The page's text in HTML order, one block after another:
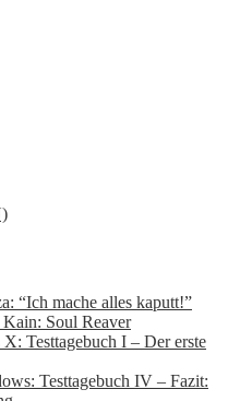
“Ich mache alles kaputt!”
Soul Reaver
Testtagebuch I – Der erste
Testtagebuch IV – Fazit: